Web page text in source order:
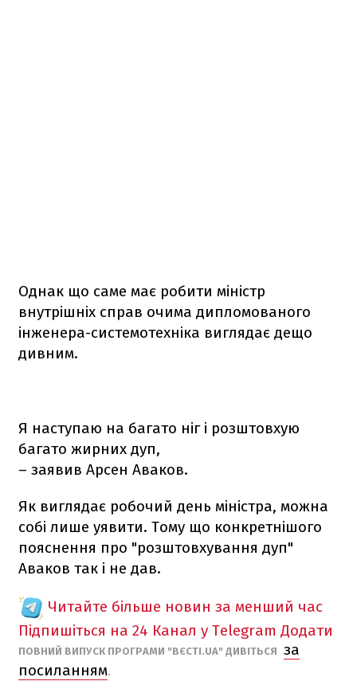
Однак що саме має робити міністр
внутрішніх справ очима дипломованого
інженера-системотехніка виглядає дещо
дивним.
Я наступаю на багато ніг і розштовхую
багато жирних дуп,
– заявив Арсен Аваков.
Як виглядає робочий день міністра, можна
собі лише уявити. Тому що конкретнішого
пояснення про "розштовхування дуп"
Аваков так і не дав.
Читайте більше новин за менший час
Підпишіться на 24 Канал у Telegram Додати
ПОВНИЙ ВИПУСК ПРОГРАМИ "ВЄСТІ.UA" ДИВІТЬСЯ за
посиланням.